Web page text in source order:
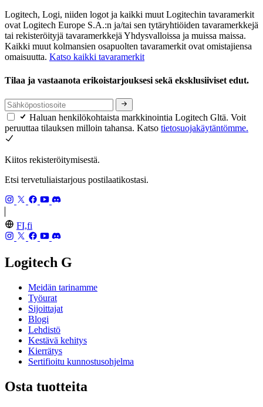
Logitech, Logi, niiden logot ja kaikki muut Logitechin tavaramerkit
ovat Logitech Europe S.A.:n ja/tai sen tytäryhtiöiden tavaramerkkejä
tai rekisteröityjä tavaramerkkejä Yhdysvalloissa ja muissa maissa.
Kaikki muut kolmansien osapuolten tavaramerkit ovat omistajiensa
omaisuutta. Katso kaikki tavaramerkit
Tilaa ja vastaanota erikoistarjouksesi sekä eksklusiiviset edut.
Haluan henkilökohtaista markkinointia Logitech Gltä. Voit
peruuttaa tilauksen milloin tahansa. Katso tietosuojakäytäntömme.
Kiitos rekisteröitymisestä.
Etsi tervetuliaistarjous postilaatikostasi.
FI,fi
Logitech G
Meidän tarinamme
Työurat
Sijoittajat
Blogi
Lehdistö
Kestävä kehitys
Kierrätys
Sertifioitu kunnostusohjelma
Osta tuotteita